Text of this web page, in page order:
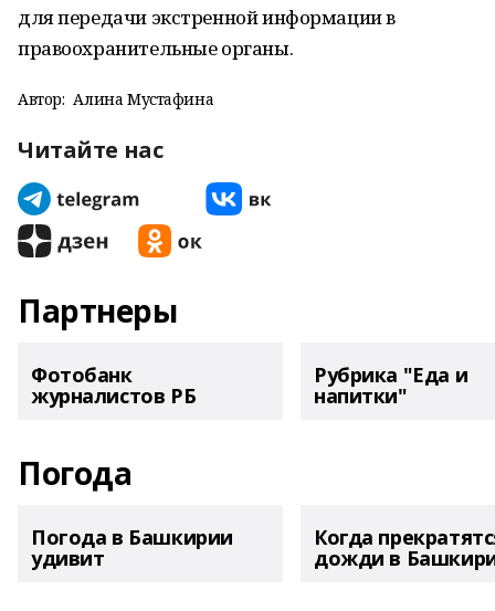
для передачи экстренной информации в
правоохранительные органы.
Автор: Алина Мустафина
Читайте нас
Партнеры
Фотобанк
журналистов РБ
Рубрика "Еда и
напитки"
Погода
Погода в Башкирии
удивит
Когда
дожди в